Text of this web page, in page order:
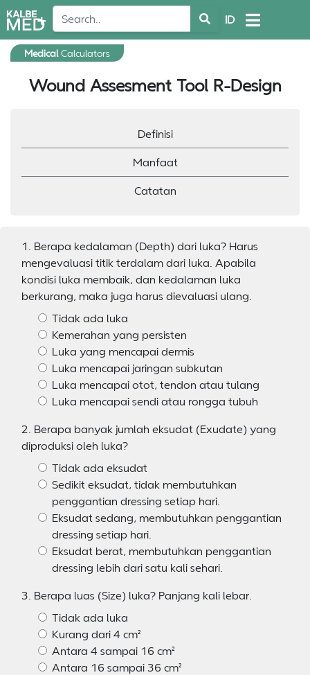
ID
MedicalCalculators
Wound Assesment Tool R-Design
Definisi
Manfaat
Catatan
1. Berapa kedalaman (Depth) dari luka? Harus
mengevaluasi titik terdalam dari luka. Apabila
kondisi luka membaik, dan kedalaman luka
berkurang, maka juga harus dievaluasi ulang.
Tidak ada luka
Kemerahan yang persisten
Luka yang mencapai dermis
Luka mencapai jaringan subkutan
Luka mencapai otot, tendon atau tulang
Luka mencapai sendi atau rongga tubuh
2. Berapa banyak jumlah eksudat (Exudate) yang
diproduksi oleh luka?
Tidak ada eksudat
Sedikit eksudat, tidak membutuhkan
penggantian dressing setiap hari.
Eksudat sedang, membutuhkan penggantian
dressing setiap hari.
Eksudat berat, membutuhkan penggantian
dressing lebih dari satu kali sehari.
3. Berapa luas (Size) luka? Panjang kali lebar.
Tidak ada luka
Kurang dari 4 cm²
Antara 4 sampai 16 cm²
Antara 16 sampai 36 cm²